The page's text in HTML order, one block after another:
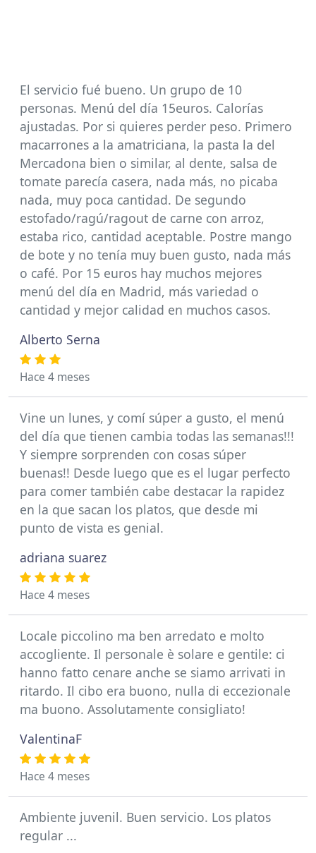
El servicio fué bueno. Un grupo de 10
personas. Menú del día 15euros. Calorías
ajustadas. Por si quieres perder peso. Primero
macarrones a la amatriciana, la pasta la del
Mercadona bien o similar, al dente, salsa de
tomate parecía casera, nada más, no picaba
nada, muy poca cantidad. De segundo
estofado/ragú/ragout de carne con arroz,
estaba rico, cantidad aceptable. Postre mango
de bote y no tenía muy buen gusto, nada más
o café. Por 15 euros hay muchos mejores
menú del día en Madrid, más variedad o
cantidad y mejor calidad en muchos casos.
Alberto Serna
Hace 4 meses
Vine un lunes, y comí súper a gusto, el menú
del día que tienen cambia todas las semanas!!!
Y siempre sorprenden con cosas súper
buenas!! Desde luego que es el lugar perfecto
para comer también cabe destacar la rapidez
en la que sacan los platos, que desde mi
punto de vista es genial.
adriana suarez
Hace 4 meses
Locale piccolino ma ben arredato e molto
accogliente. Il personale è solare e gentile: ci
hanno fatto cenare anche se siamo arrivati in
ritardo. Il cibo era buono, nulla di eccezionale
ma buono. Assolutamente consigliato!
ValentinaF
Hace 4 meses
Ambiente juvenil. Buen servicio. Los platos
regular ...